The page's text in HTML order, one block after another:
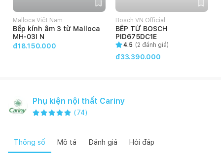
Malloca Việt Nam
Bếp kính âm 3 từ Malloca
MH-03I N
đ18.150.000
Bosch VN Official
BẾP TỪ BOSCH
PID675DC1E
4.5 (2 đánh giá)
đ33.390.000
Phụ kiện nội thất Cariny
(74)
Thông số Mô tả Đánh giá Hỏi đáp